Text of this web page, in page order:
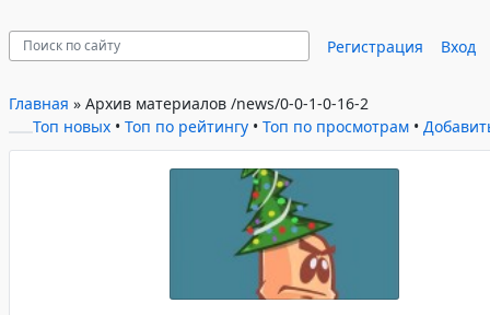
Регистрация Вход
Главная » Архив материалов
Топ новых • Топ по рейтингу • Топ по просмотрам •
/news/0-0-1-0-16-2